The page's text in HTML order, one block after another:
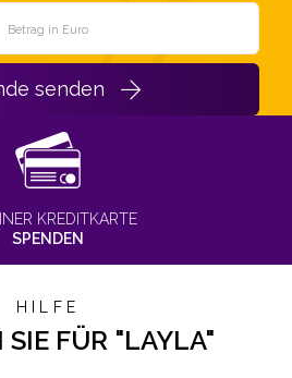
senden
KREDITKARTE
SPENDEN
HILFE
SIE FÜR "LAYLA"